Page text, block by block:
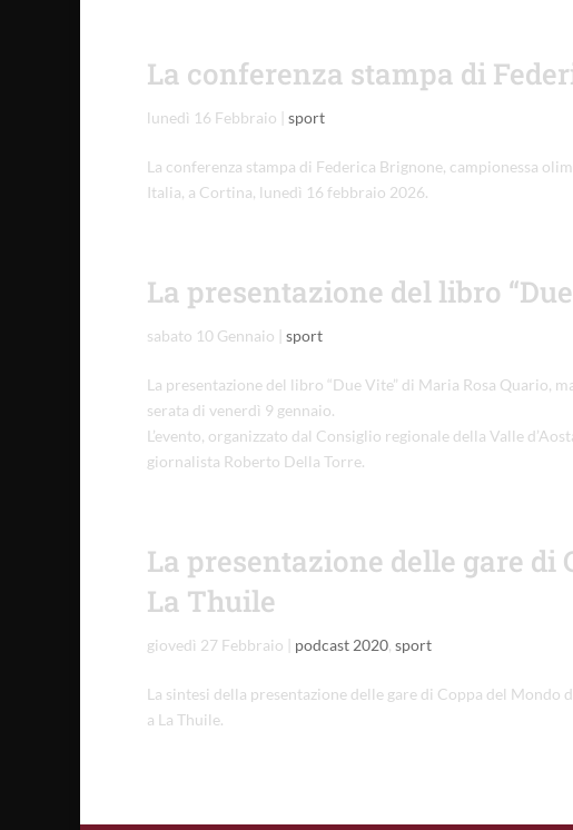
La conferenza stampa di
lunedì 16 Febbraio sport
La conferenza stampa di Federica Brignone, campionessa
Italia, a Cortina, lunedì 16 febbraio 2026.
La presentazione del libro
sabato 10 Gennaio sport
La presentazione del libro “Due Vite” di Maria Rosa Quario,
serata di venerdì 9 gennaio.
L’evento, organizzato dal Consiglio regionale della Valle
giornalista Roberto Della Torre.
La presentazione delle gare di
La Thuile
giovedì 27 Febbraio podcast 2020, sport
La sintesi della presentazione delle gare di Coppa del
a La Thuile.